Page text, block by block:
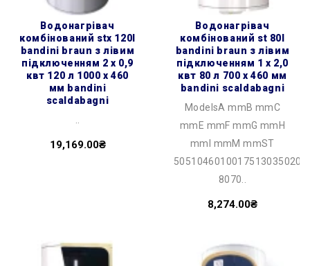
водонагрівач
комбінований stx 120l
bandini braun з лівим
підключенням 2 х 0,9
квт 120 л 1000 x 460
мм bandini
scaldabagni
19,169.00₴
водонагрівач
комбінований st 80l
bandini braun з лівим
підключенням 1 х 2,0
квт 80 л 700 x 460 мм
bandini scaldabagni
ModelsA mmB mmC
mmE mmF mmG mmH
mmI mmM mmST
8070..
8,274.00₴